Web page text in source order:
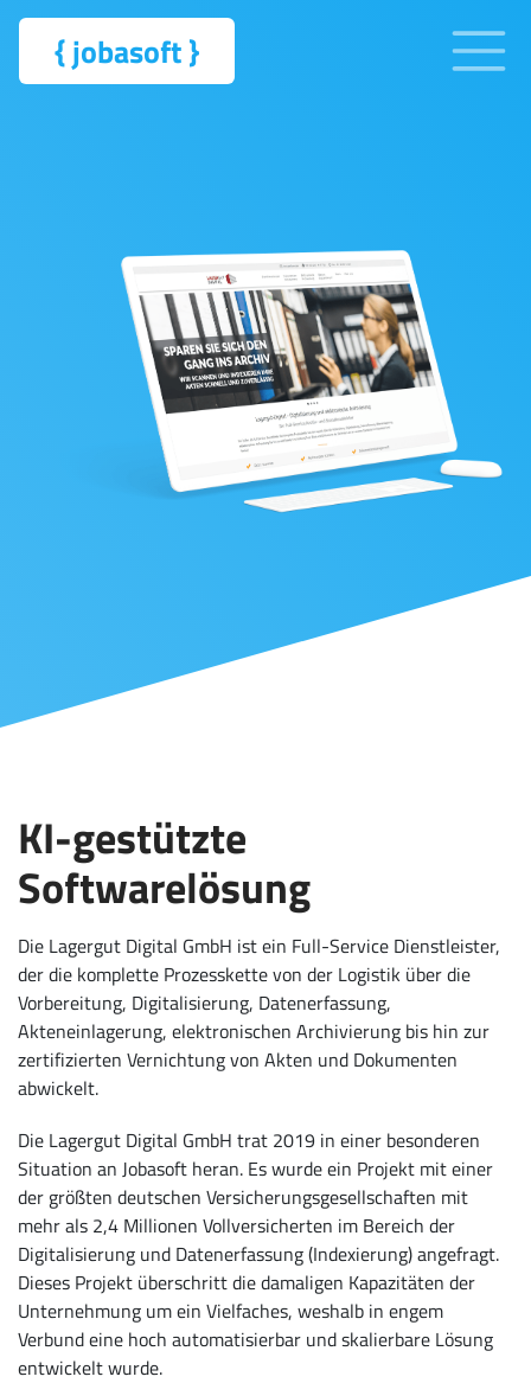
{jobasoft}
KI-gestützte
Softwarelösung
Die Lagergut Digital GmbH ist ein Full-Service Dienstleister,
der die komplette Prozesskette von der Logistik über die
Vorbereitung, Digitalisierung, Datenerfassung,
Akteneinlagerung, elektronischen Archivierung bis hin zur
zertifizierten Vernichtung von Akten und Dokumenten
abwickelt.
Die Lagergut Digital GmbH trat 2019 in einer besonderen
Situation an Jobasoft heran. Es wurde ein Projekt mit einer
der größten deutschen Versicherungsgesellschaften mit
mehr als 2,4 Millionen Vollversicherten im Bereich der
Digitalisierung und Datenerfassung (Indexierung) angefragt.
Dieses Projekt überschritt die damaligen Kapazitäten der
Unternehmung um ein Vielfaches, weshalb in engem
Verbund eine hoch automatisierbar und skalierbare Lösung
entwickelt wurde.